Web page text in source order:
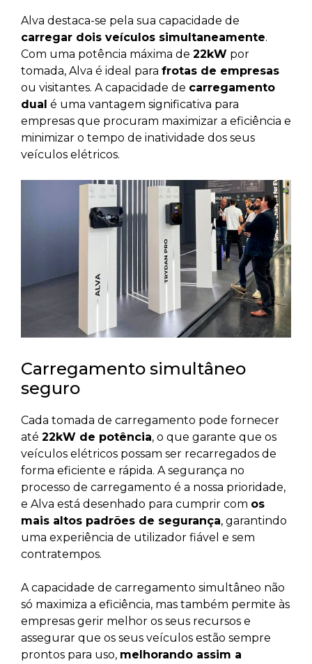
Alva destaca-se pela sua capacidade de
carregar dois veículos simultaneamente.
Com uma potência máxima de 22kW por
tomada, Alva é ideal para frotas de empresas
ou visitantes. A capacidade de carregamento
dual é uma vantagem significativa para
empresas que procuram maximizar a eficiência e
minimizar o tempo de inatividade dos seus
veículos elétricos.
Carregamento simultâneo
seguro
Cada tomada de carregamento pode fornecer
até 22kW de potência, o que garante que os
veículos elétricos possam ser recarregados de
forma eficiente e rápida. A segurança no
processo de carregamento é a nossa prioridade,
e Alva está desenhado para cumprir com os
mais altos padrões de segurança, garantindo
uma experiência de utilizador fiável e sem
contratempos.
A capacidade de carregamento simultâneo não
só maximiza a eficiência, mas também permite às
empresas gerir melhor os seus recursos e
assegurar que os seus veículos estão sempre
prontos para uso, melhorando assim a